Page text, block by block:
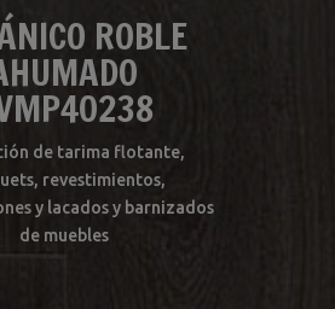
ROBLE
de tarima flotante,
revestimientos,
y lacados y barnizados
de muebles